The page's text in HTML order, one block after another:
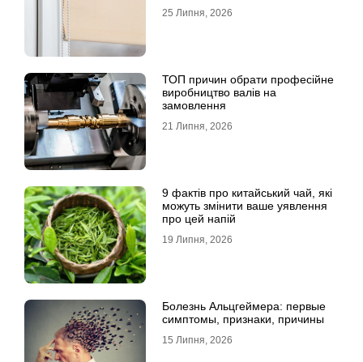
25 Липня, 2026
ТОП причин обрати професійне
виробництво валів на
замовлення
21 Липня, 2026
9 фактів про китайський чай, які
можуть змінити ваше уявлення
про цей напій
19 Липня, 2026
Болезнь Альцгеймера: первые
симптомы, признаки, причины
15 Липня, 2026